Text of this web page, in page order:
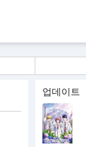
업데이트